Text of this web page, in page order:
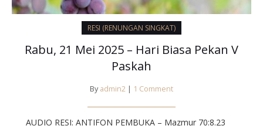
RESI (RENUNGAN SINGKAT)
Rabu, 21 Mei 2025 – Hari Biasa Pekan V
Paskah
By admin2 | 1 Comment
AUDIO RESI: ANTIFON PEMBUKA – Mazmur 70:8.23⁣